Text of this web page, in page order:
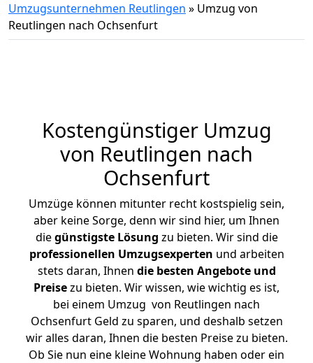
Umzugsunternehmen Reutlingen » Umzug von
Reutlingen nach Ochsenfurt
Kostengünstiger Umzug
von Reutlingen nach
Ochsenfurt
Umzüge können mitunter recht kostspielig sein,
aber keine Sorge, denn wir sind hier, um Ihnen
diegünstigste Lösung zu bieten. Wir sind die
professionellen Umzugsexperten und arbeiten
stets daran, Ihnen die besten Angebote und
Preisezu bieten. Wir wissen, wie wichtig es ist,
bei einem Umzug von Reutlingen nach
Ochsenfurt Geld zu sparen, und deshalb setzen
wir alles daran, Ihnen die besten Preise zu bieten.
Ob Sie nun eine kleine Wohnung haben oder ein